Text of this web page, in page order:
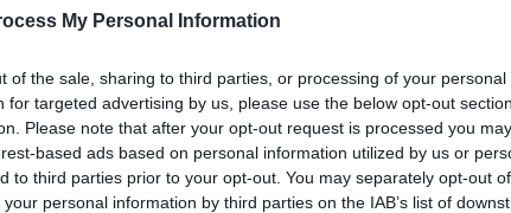
My Personal Information
of the sale, sharing to third parties, or processing of your personal
for targeted advertising by us, please use the below opt-out
Please note that after your opt-out request is processed you may
based ads based on personal information utilized by us or
to third parties prior to your opt-out. You may separately opt-out
personal information by third parties on the IAB’s list of
asiat